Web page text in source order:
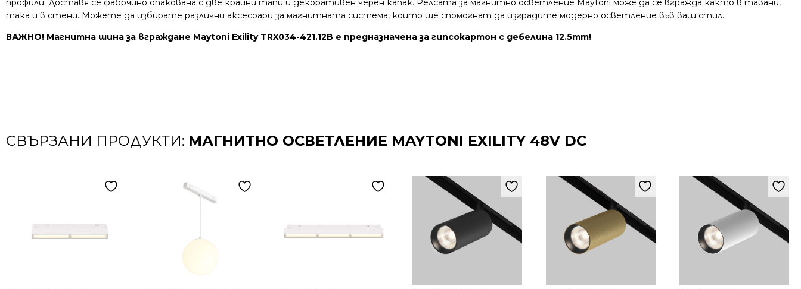
профили. Доставя се фабрчино опакована с две крайни тапи и декoративен черен капак. Релсата за магнитно осветление Maytoni може да се вгражда както в тавани,
така и в стени. Можете да избирате различни аксесоари за магнитната система, които ще спомогнат да изградите модерно осветление във ваш стил.
ВАЖНО! Магнитна шина за вграждане Maytoni Exility TRX034-421.12B е предназначена за гипсокартон с дебелина 12.5mm!
СВЪРЗАНИ ПРОДУКТИ: МАГНИТНО ОСВЕТЛЕНИЕ MAYTONI EXILITY 48V DC